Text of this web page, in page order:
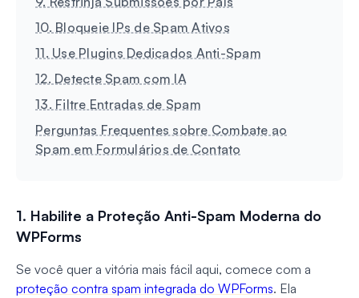
10. Bloqueie IPs de Spam Ativos
11. Use Plugins Dedicados Anti-Spam
12. Detecte Spam com IA
13. Filtre Entradas de Spam
Perguntas Frequentes sobre Combate ao
Spam em Formulários de Contato
1. Habilite a Proteção Anti-Spam Moderna do
WPForms
Se você quer a vitória mais fácil aqui, comece com a
proteção contra spam integrada do WPForms. Ela